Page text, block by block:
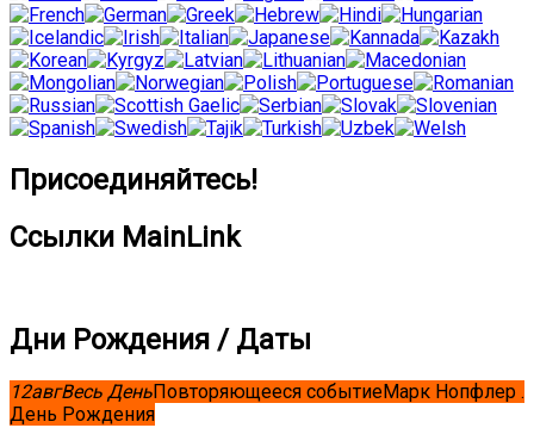
Присоединяйтесь!
Ссылки MainLink
Дни Рождения / Даты
12авгВесь ДеньПовторяющееся событиеМарк Нопфлер .
День Рождения